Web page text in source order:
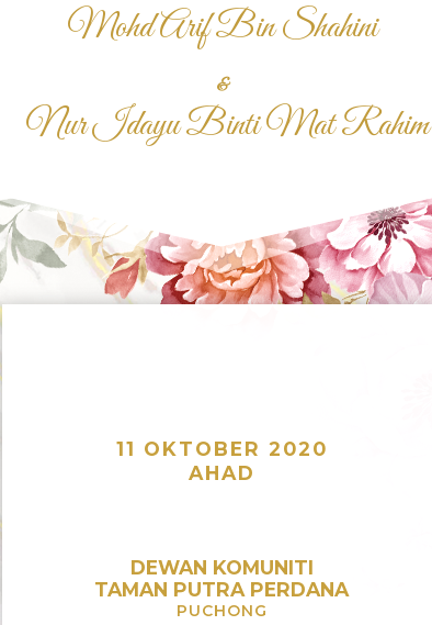
Mohd Arif Bin Shahini
&
Nur Idayu Binti Mat Rahim
11 OKTOBER 2020
AHAD
DEWAN KOMUNITI
TAMAN PUTRA PERDANA
PUCHONG